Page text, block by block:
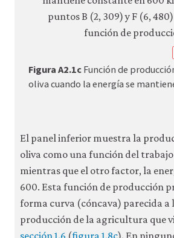
Figura A2.1c Función de
oliva cuando la energía se
El panel inferior muestra la
oliva como una función del
mientras que el otro factor, la
600. Esta función de producción
forma curva (cóncava) parecida a
producción de la agricultura que
sección 1.6 (figura 1.8c). En